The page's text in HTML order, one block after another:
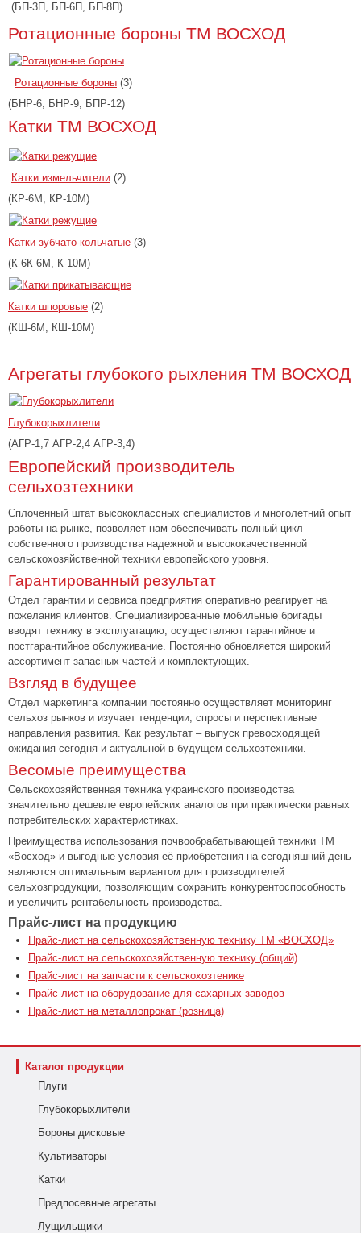
Каталог продукции
Плуги
Глубокорыхлители
Бороны дисковые
Культиваторы
Катки
Предпосевные агрегаты
Лущильщики
(БП-3П, БП-6П, БП-8П)
Ротационные бороны ТМ ВОСХОД
Ротационные бороны (3)
(БНР-6, БНР-9, БПР-12)
Катки ТМ ВОСХОД
Катки измельчители (2)
(КР-6М, КР-10М)
Катки зубчато-кольчатые (3)
(К-6К-6М, К-10М)
Катки шпоровые (2)
(КШ-6М, КШ-10М)
Агрегаты глубокого рыхления ТМ ВОСХОД
Глубокорыхлители
(АГР-1,7 АГР-2,4 АГР-3,4)
Европейский производитель
сельхозтехники
Сплоченный штат высококлассных специалистов и многолетний опыт
работы на рынке, позволяет нам обеспечивать полный цикл
собственного производства надежной и высококачественной
сельскохозяйственной техники европейского уровня.
Гарантированный результат
Отдел гарантии и сервиса предприятия оперативно реагирует на
пожелания клиентов. Специализированные мобильные бригады
вводят технику в эксплуатацию, осуществляют гарантийное и
постгарантийное обслуживание. Постоянно обновляется широкий
ассортимент запасных частей и комплектующих.
Взгляд в будущее
Отдел маркетинга компании постоянно осуществляет мониторинг
сельхоз рынков и изучает тенденции, спросы и перспективные
направления развития. Как результат – выпуск превосходящей
ожидания сегодня и актуальной в будущем сельхозтехники.
Весомые преимущества
Сельскохозяйственная техника украинского производства
значительно дешевле европейских аналогов при практически равных
потребительских характеристиках.
Преимущества использования почвообрабатывающей техники ТМ
«Восход» и выгодные условия её приобретения на сегодняшний день
являются оптимальным вариантом для производителей
сельхозпродукции, позволяющим сохранить конкурентоспособность
и увеличить рентабельность производства.
Прайс-лист на продукцию
Прайс-лист на сельскохозяйственную технику ТМ «ВОСХОД»
Прайс-лист на сельскохозяйственную технику (общий)
Прайс-лист на запчасти к сельскохозтенике
Прайс-лист на оборудование для сахарных заводов
Прайс-лист на металлопрокат (розница)